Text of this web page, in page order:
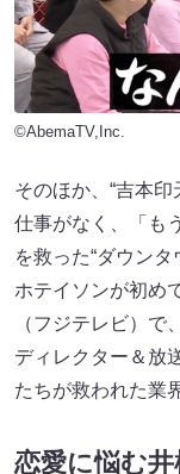
©AbemaTV,Inc.
そのほか、“吉本印
仕事がなく、「も
を救った“ダウン
ホテイソンが初め
（フジテレビ）で
ディレクター＆放
たちが救われた業
恋愛に悩む